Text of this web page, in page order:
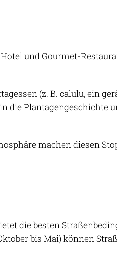
und Gourmet-
(z. B. calulu, ein
die Plantagengeschichte
machen diesen
die besten
bis Mai) können